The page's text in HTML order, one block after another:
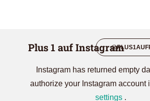
Plus 1 auf Instagram
Instagram has returned empty
authorize your Instagram account
settings .